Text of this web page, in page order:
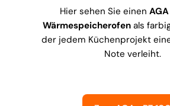
Hier sehen Sie einen
Wärmespeicherofenals
der jedem Küchenprojekt
Note verleiht.